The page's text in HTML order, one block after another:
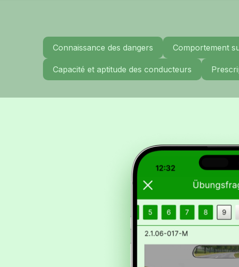
Connaissance des dangers Comportement
Capacité et aptitude des conducteurs